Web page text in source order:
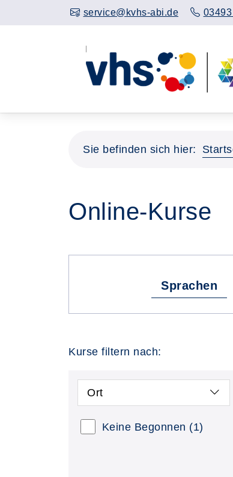
service@kvhs-abi.de
Sie befinden sich hier:
Online-Kurse
Sprachen
Kurse filtern nach:
Ort
Keine Begonnen (1)